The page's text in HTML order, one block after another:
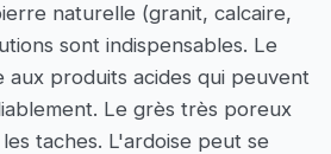
naturelle (granit, calcaire,
sont indispensables. Le
aux produits acides qui peuvent
Le grès très poreux
taches. L'ardoise peut se